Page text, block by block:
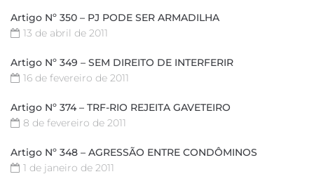
Artigo Nº 350 – PJ PODE SER ARMADILHA
13 de abril de 2011
Artigo Nº 349 – SEM DIREITO DE INTERFERIR
16 de fevereiro de 2011
Artigo Nº 374 – TRF-RIO REJEITA GAVETEIRO
8 de fevereiro de 2011
Artigo Nº 348 – AGRESSÃO ENTRE CONDÔMINOS
1 de janeiro de 2011